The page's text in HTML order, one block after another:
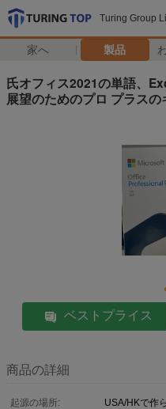
Turing Group
家へ 製品
氏オフィス2021の単語、
展望のためのプロ プラスの
ベストプライス
商品の詳細
起源の場所:
USA/HKで作